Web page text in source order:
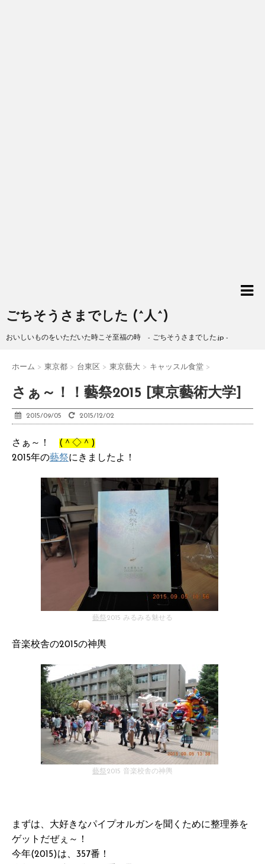
ごちそうさまでした (^人^)
おいしいものをいただいた時こそ至福の時 - ごちそうさまでした.jp -
ホーム > 東京都 > 台東区 > 東京藝大 > キャッスル食堂 >
さぁ～！！藝祭2015 [東京藝術大学]
2015/09/05 2015/12/02
さぁ～！ (＾◇＾)
2015年の藝祭にきましたよ！
藝祭2015 みるみる魅せる
音楽校舎の2015の神輿
藝祭2015 音楽校舎の神輿
まずは、大好きなパイプオルガンを聞くために整理券を
ゲットだぜぇ～！
今年(2015)は、357番！